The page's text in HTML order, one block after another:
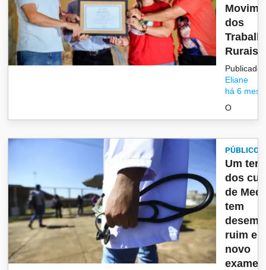
dos
Rurais
Publicado
Eliane
há 6
O
PÚBLICO
Um
dos
de
tem
ruim
novo